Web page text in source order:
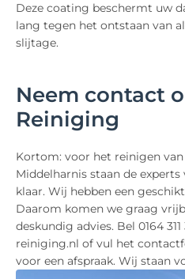
Deze coating beschermt uw
lang tegen het ontstaan van
slijtage.
Neem contact
Reiniging
Kortom: voor het reinigen
Middelharnis staan de
klaar. Wij hebben een
Daarom komen we graag
deskundig advies. Bel 0164
reiniging.nl of vul het
voor een afspraak. Wij staan